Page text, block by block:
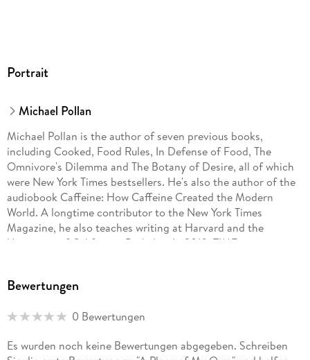
Portrait
Michael Pollan
Michael Pollan is the author of seven previous books,
including Cooked, Food Rules, In Defense of Food, The
Omnivore's Dilemma and The Botany of Desire, all of which
were New York Times bestsellers. He's also the author of the
audiobook Caffeine: How Caffeine Created the Modern
World. A longtime contributor to the New York Times
Magazine, he also teaches writing at Harvard and the
University of California, Berkeley. In 2010, TIME magazine
Bewertungen
0 Bewertungen
Es wurden noch keine Bewertungen abgegeben. Schreiben